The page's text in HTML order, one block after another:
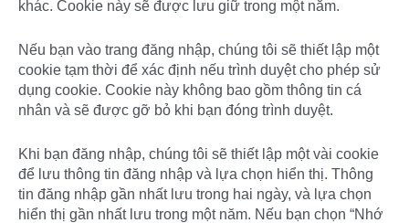
khác. Cookie này sẽ được lưu giữ trong một năm.
Nếu bạn vào trang đăng nhập, chúng tôi sẽ thiết lập một
cookie tạm thời để xác định nếu trình duyệt cho phép sử
dụng cookie. Cookie này không bao gồm thông tin cá
nhân và sẽ được gỡ bỏ khi bạn đóng trình duyệt.
Khi bạn đăng nhập, chúng tôi sẽ thiết lập một vài cookie
để lưu thông tin đăng nhập và lựa chọn hiển thị. Thông
tin đăng nhập gần nhất lưu trong hai ngày, và lựa chọn
hiển thị gần nhất lưu trong một năm. Nếu bạn chọn “Nhớ